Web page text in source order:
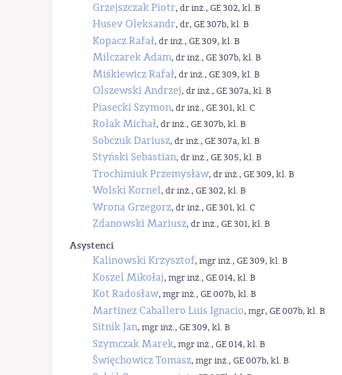
Grzejszczak Piotr, dr inż., GE 302, kl. B
Husev Oleksandr, dr, GE 307b, kl. B
Kopacz Rafał, dr inż., GE 309, kl. B
Milczarek Adam, dr inż., GE 307b, kl. B
Miśkiewicz Rafał, dr inż., GE 309, kl. B
Olszewski Andrzej, dr inż., GE 307a, kl. B
Piasecki Szymon, dr inż., GE 301, kl. C
Rolak Michał, dr inż., GE 307b, kl. B
Sobczuk Dariusz, dr inż., GE 307a, kl. B
Styński Sebastian, dr inż., GE 305, kl. B
Trochimiuk Przemysław, dr inż., GE 309, kl. B
Wolski Kornel, dr inż., GE 302, kl. B
Wrona Grzegorz, dr inż., GE 301, kl. C
Zdanowski Mariusz, dr inż., GE 301, kl. B
Asystenci
Kalinowski Krzysztof, mgr inż., GE 309, kl. B
Koszel Mikołaj, mgr inż., GE 014, kl. B
Kot Radosław, mgr inż., GE 007b, kl. B
Martinez Caballero Luis Ignacio, mgr, GE 007b, kl. B
Sitnik Jan, mgr inż., GE 309, kl. B
Szymczak Marek, mgr inż., GE 014, kl. B
Święchowicz Tomasz, mgr inż., GE 007b, kl. B